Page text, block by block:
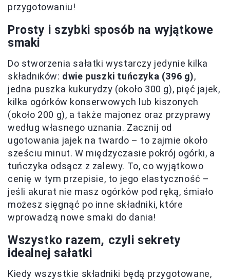
przygotowaniu!
Prosty i szybki sposób na wyjątkowe
smaki
Do stworzenia sałatki wystarczy jedynie kilka
składników: dwie puszki tuńczyka (396 g),
jedna puszka kukurydzy (około 300 g), pięć jajek,
kilka ogórków konserwowych lub kiszonych
(około 200 g), a także majonez oraz przyprawy
według własnego uznania. Zacznij od
ugotowania jajek na twardo – to zajmie około
sześciu minut. W międzyczasie pokrój ogórki, a
tuńczyka odsącz z zalewy. To, co wyjątkowo
cenię w tym przepisie, to jego elastyczność –
jeśli akurat nie masz ogórków pod ręką, śmiało
możesz sięgnąć po inne składniki, które
wprowadzą nowe smaki do dania!
Wszystko razem, czyli sekrety
idealnej sałatki
Kiedy wszystkie składniki będą przygotowane,